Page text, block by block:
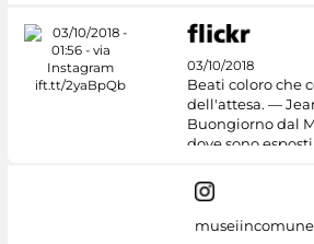
03/10/2018
Beati coloro che
dell'attesa. —
Buongiorno dal
dove sono